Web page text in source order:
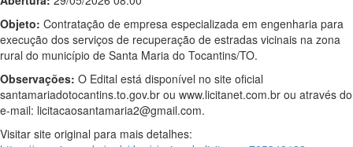
Objeto: Contratação de empresa especializada em engenharia para
execução dos serviços de recuperação de estradas vicinais na zona
rural do município de Santa Maria do Tocantins/TO.
Observações: O Edital está disponível no site oficial
santamariadotocantins.to.gov.br ou www.licitanet.com.br ou através do
e-mail: licitacaosantamaria2@gmail.com.
Visitar site original para mais detalhes: